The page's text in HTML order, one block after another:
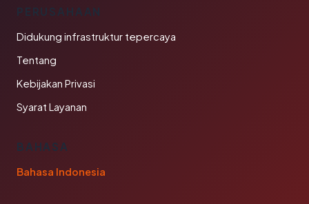
PERUSAHAAN
Didukung infrastruktur tepercaya
Tentang
Kebijakan Privasi
Syarat Layanan
BAHASA
Bahasa Indonesia